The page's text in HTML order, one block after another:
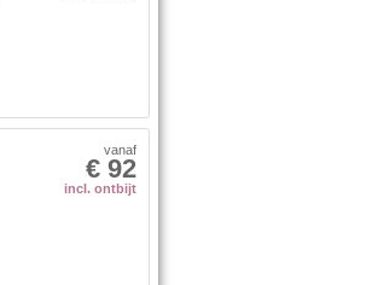
€ 92
vanaf
incl. ontbijt